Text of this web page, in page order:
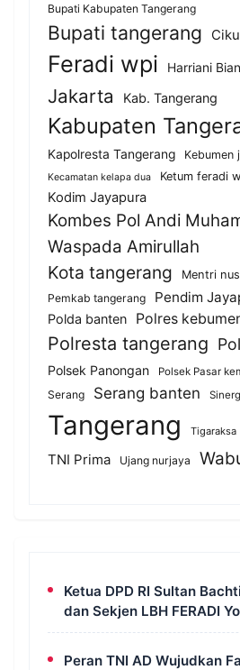
Bupati Kabupaten Tangerang
Bupati tangerang
Feradi wpi Harriani
Jakarta Kab. Tangerang
Kabupaten
Kapolresta Tangerang Kebumen
Kecamatan kelapa dua Ketum feradi
Kodim Jayapura
Kombes Pol Andi
Waspada Amirullah
Kota tangerang
Mentri
Pemkab tangerang
Pendim
Polda banten Polres
Polresta tangerang
Polsek Panongan Polsek Pasar
Serang Serang banten
Tangerang Tigaraksa
TNI Prima
Ujang nurjaya
Ketua DPD RI Sultan
dan Sekjen LBH FERADI
Bahas Geopolitik dan
Peran TNI AD Wujudkan